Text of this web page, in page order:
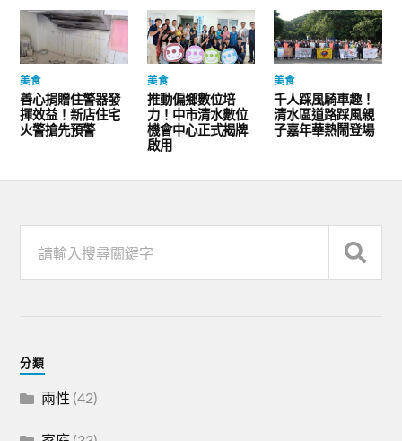
美食
善心捐贈住警器發
揮效益！新店住宅
火警搶先預警
美食
推動偏鄉數位培
力！中市清水數位
機會中心正式揭牌
啟用
美食
千人踩風騎車趣！
清水區道路踩風親
子嘉年華熱鬧登場
分類
兩性 (42)